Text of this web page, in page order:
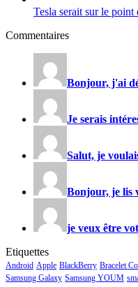
Tesla serait sur le
Commentaires
Bonjour, j'ai
Je serais
Salut, je
Bonjour, je lis
je veux être
Etiquettes
Android Apple BlackBerry Bracelet
Samsung Galaxy Samsung YOUM